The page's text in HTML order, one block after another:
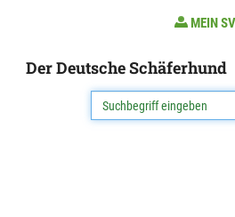
MEIN
Der Deutsche Schäferhund